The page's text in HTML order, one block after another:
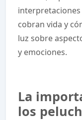
cobran vida y
luz sobre
y emociones.
La
los